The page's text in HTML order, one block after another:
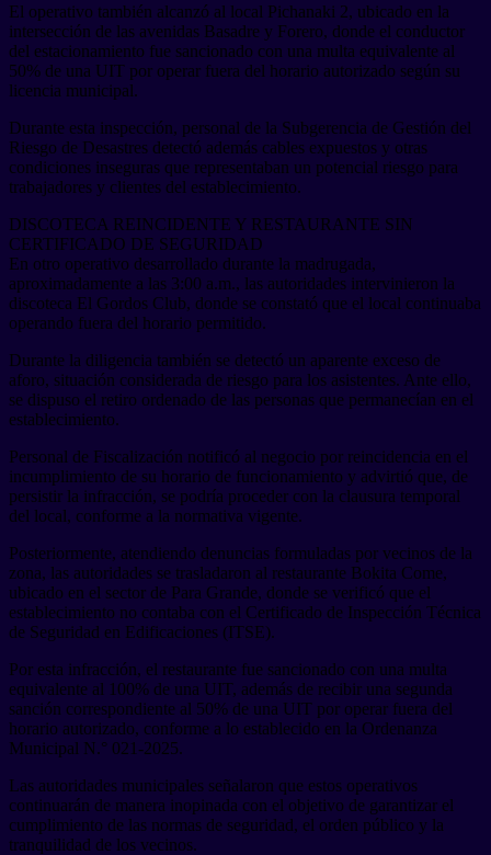
El operativo también alcanzó al local Pichanaki 2, ubicado en la
intersección de las avenidas Basadre y Forero, donde el conductor
del estacionamiento fue sancionado con una multa equivalente al
50% de una UIT por operar fuera del horario autorizado según su
licencia municipal.
Durante esta inspección, personal de la Subgerencia de Gestión del
Riesgo de Desastres detectó además cables expuestos y otras
condiciones inseguras que representaban un potencial riesgo para
trabajadores y clientes del establecimiento.
DISCOTECA REINCIDENTE Y RESTAURANTE SIN
CERTIFICADO DE SEGURIDAD
En otro operativo desarrollado durante la madrugada,
aproximadamente a las 3:00 a.m., las autoridades intervinieron la
discoteca El Gordos Club, donde se constató que el local continuaba
operando fuera del horario permitido.
Durante la diligencia también se detectó un aparente exceso de
aforo, situación considerada de riesgo para los asistentes. Ante ello,
se dispuso el retiro ordenado de las personas que permanecían en el
establecimiento.
Personal de Fiscalización notificó al negocio por reincidencia en el
incumplimiento de su horario de funcionamiento y advirtió que, de
persistir la infracción, se podría proceder con la clausura temporal
del local, conforme a la normativa vigente.
Posteriormente, atendiendo denuncias formuladas por vecinos de la
zona, las autoridades se trasladaron al restaurante Bokita Come,
ubicado en el sector de Para Grande, donde se verificó que el
establecimiento no contaba con el Certificado de Inspección Técnica
de Seguridad en Edificaciones (ITSE).
Por esta infracción, el restaurante fue sancionado con una multa
equivalente al 100% de una UIT, además de recibir una segunda
sanción correspondiente al 50% de una UIT por operar fuera del
horario autorizado, conforme a lo establecido en la Ordenanza
Municipal N.° 021-2025.
Las autoridades municipales señalaron que estos operativos
continuarán de manera inopinada con el objetivo de garantizar el
cumplimiento de las normas de seguridad, el orden público y la
tranquilidad de los vecinos.